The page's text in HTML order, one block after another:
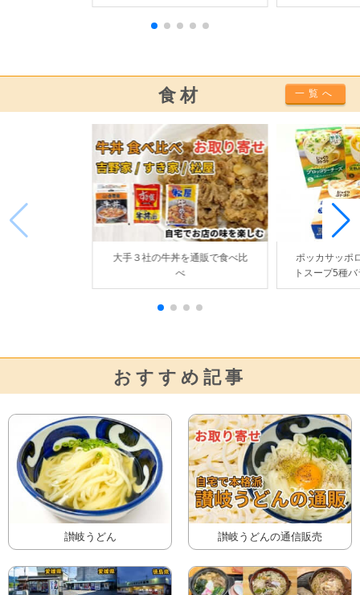
食材 一覧へ
大手３社の牛丼を通販で食べ比
べ
ポッカサッポ
トスープ5種
購入
おすすめ記事
讃岐うどん 讃岐うどんの通信販売